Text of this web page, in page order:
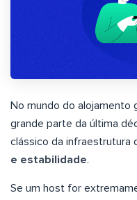
No mundo do alojamento
grande parte da última
clássico da infraestrutura
e estabilidade.
Se um host for